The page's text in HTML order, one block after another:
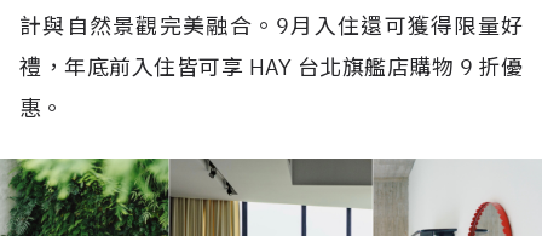
計與自然景觀完美融合。9月入住還可獲得限量好
禮，年底前入住皆可享 HAY 台北旗艦店購物 9 折優
惠。